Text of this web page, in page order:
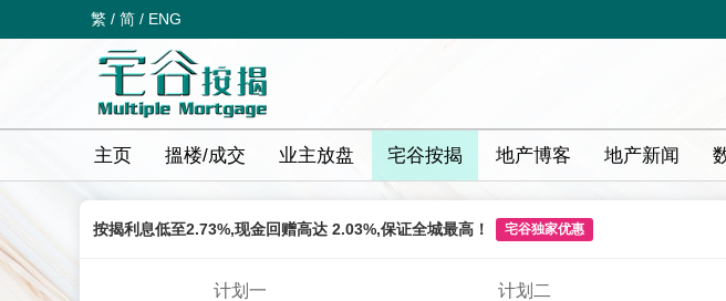
繁 / 简 / ENG
主页 搵楼/成交 业主放盘 宅谷按揭 地产博客 地产新闻
按揭利息低至2.73%,现金回赠高达 2.03%,保证全城最高！ 宅谷独家优惠
计划一
计划二